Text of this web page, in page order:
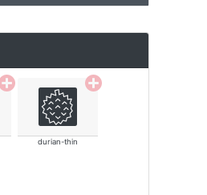
durian-thin